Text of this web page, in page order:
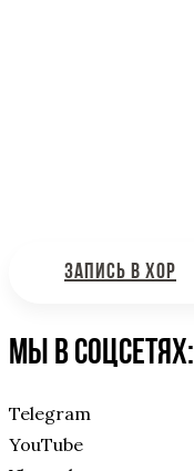
ЗАПИСЬ В ХОР
Мы в соцсетях:
Telegram
YouTube